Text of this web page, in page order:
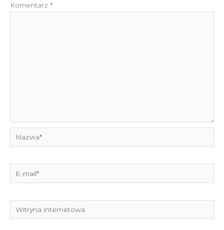
Komentarz *
mail*
Witryna
internetowa